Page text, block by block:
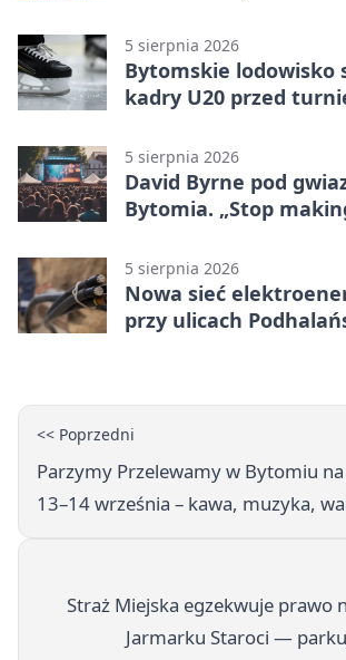
5 sierpnia 2026
Bytomskie lodowisko
kadry U20 przed
5 sierpnia 2026
David Byrne pod
Bytomia. „Stop
5 sierpnia 2026
Nowa sieć
przy ulicach
<< Poprzedni
Parzymy Przelewamy w Bytomiu
13–14 września – kawa, muzyka,
Straż Miejska egzekwuje prawo
Jarmarku Staroci —